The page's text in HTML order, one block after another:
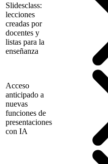
Slidesclass:
lecciones
creadas por
docentes y
listas para la
enseñanza
Acceso
anticipado a
nuevas
funciones de
presentaciones
con IA